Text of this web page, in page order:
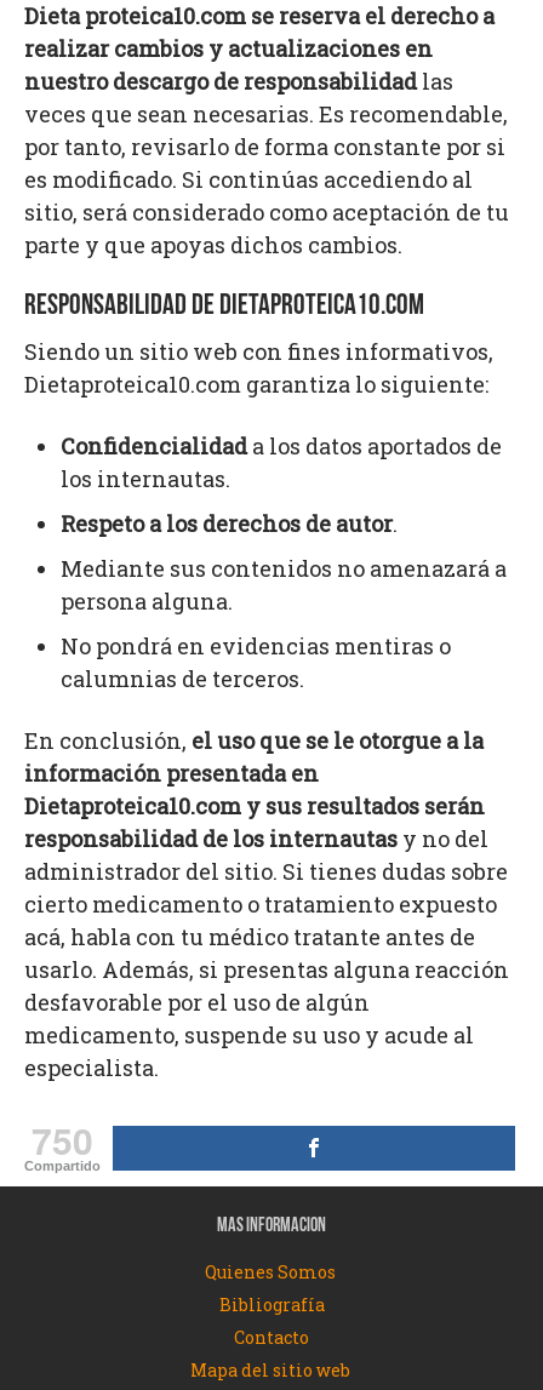
Dieta proteica10.com se reserva el derecho a
realizar cambios y actualizaciones en
nuestro descargo de responsabilidadlas
veces que sean necesarias. Es recomendable,
por tanto, revisarlo de forma constante por si
es modificado. Si continúas accediendo al
sitio, será considerado como aceptación de tu
parte y que apoyas dichos cambios.
RESPONSABILIDAD DE DIETAPROTEICA10.COM
Siendo un sitio web con fines informativos,
Dietaproteica10.com garantiza lo siguiente:
Confidencialidada los datos aportados de
los internautas.
Respeto a los derechos de autor.
Mediante sus contenidos no amenazará a
persona alguna.
No pondrá en evidencias mentiras o
calumnias de terceros.
En conclusión, el uso que se le otorgue a la
información presentada en
Dietaproteica10.com y sus resultados serán
responsabilidad de los internautas y no del
administrador del sitio. Si tienes dudas sobre
cierto medicamento o tratamiento expuesto
acá, habla con tu médico tratante antes de
usarlo. Además, si presentas alguna reacción
desfavorable por el uso de algún
medicamento, suspende su uso y acude al
especialista.
750
Compartido
MAS INFORMACION
Quienes Somos
Bibliografía
Contacto
Mapa del sitio web